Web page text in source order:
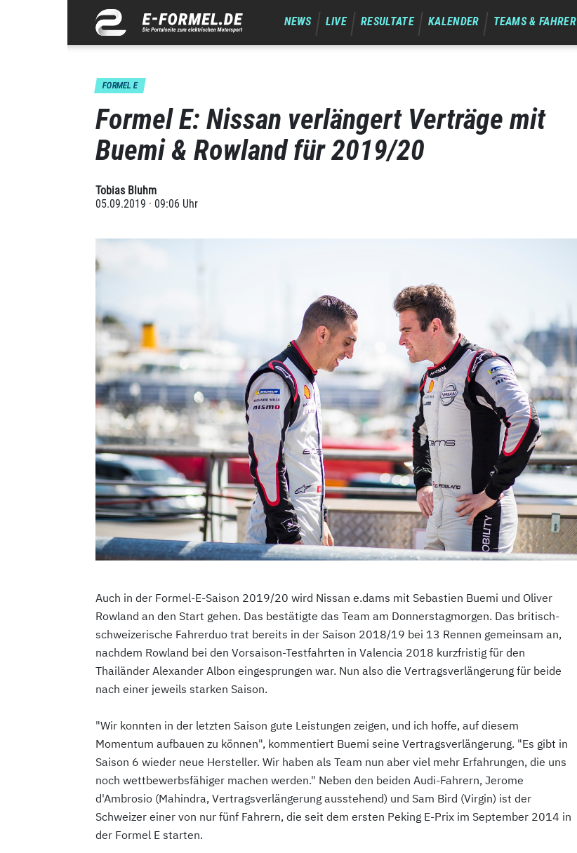
NEWS LIVE RESULTATE KALENDER TEAMS & FAHRER
FORMEL E
Formel E: Nissan verlängert Verträge mit
Buemi & Rowland für 2019/20
Tobias Bluhm
05.09.2019 · 09:06 Uhr
Auch in der Formel-E-Saison 2019/20 wird Nissan e.dams mit Sebastien Buemi und Oliver
Rowland an den Start gehen. Das bestätigte das Team am Donnerstagmorgen. Das britisch-
schweizerische Fahrerduo trat bereits in der Saison 2018/19 bei 13 Rennen gemeinsam an,
nachdem Rowland bei den Vorsaison-Testfahrten in Valencia 2018 kurzfristig für den
Thailänder Alexander Albon eingesprungen war. Nun also die Vertragsverlängerung für beide
nach einer jeweils starken Saison.
"Wir konnten in der letzten Saison gute Leistungen zeigen, und ich hoffe, auf diesem
Momentum aufbauen zu können", kommentiert Buemi seine Vertragsverlängerung. "Es gibt in
Saison 6 wieder neue Hersteller. Wir haben als Team nun aber viel mehr Erfahrungen, die uns
noch wettbewerbsfähiger machen werden." Neben den beiden Audi-Fahrern, Jerome
d'Ambrosio (Mahindra, Vertragsverlängerung ausstehend) und Sam Bird (Virgin) ist der
Schweizer einer von nur fünf Fahrern, die seit dem ersten Peking E-Prix im September 2014 in
der Formel E starten.